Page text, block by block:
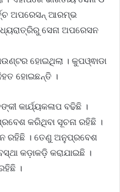
ଅପରେସନ୍ ଆରମ୍ଭ
ସେନା ଅପରେସନ
ହୋଇଥିଲା । କୁପଓ୍ଵାଡା
ହୋଇଛନ୍ତି ।
କାର୍ଯ୍ୟକଳାପ ବଢିଛି ।
କରିଥିବା ସୂଚନା ରହିଛି ।
ରହିଛି । ତେଣୁ ଅନୁପ୍ରବେଶ
କଡ଼ାକଡ଼ି କରାଯାଇଛି ।
।